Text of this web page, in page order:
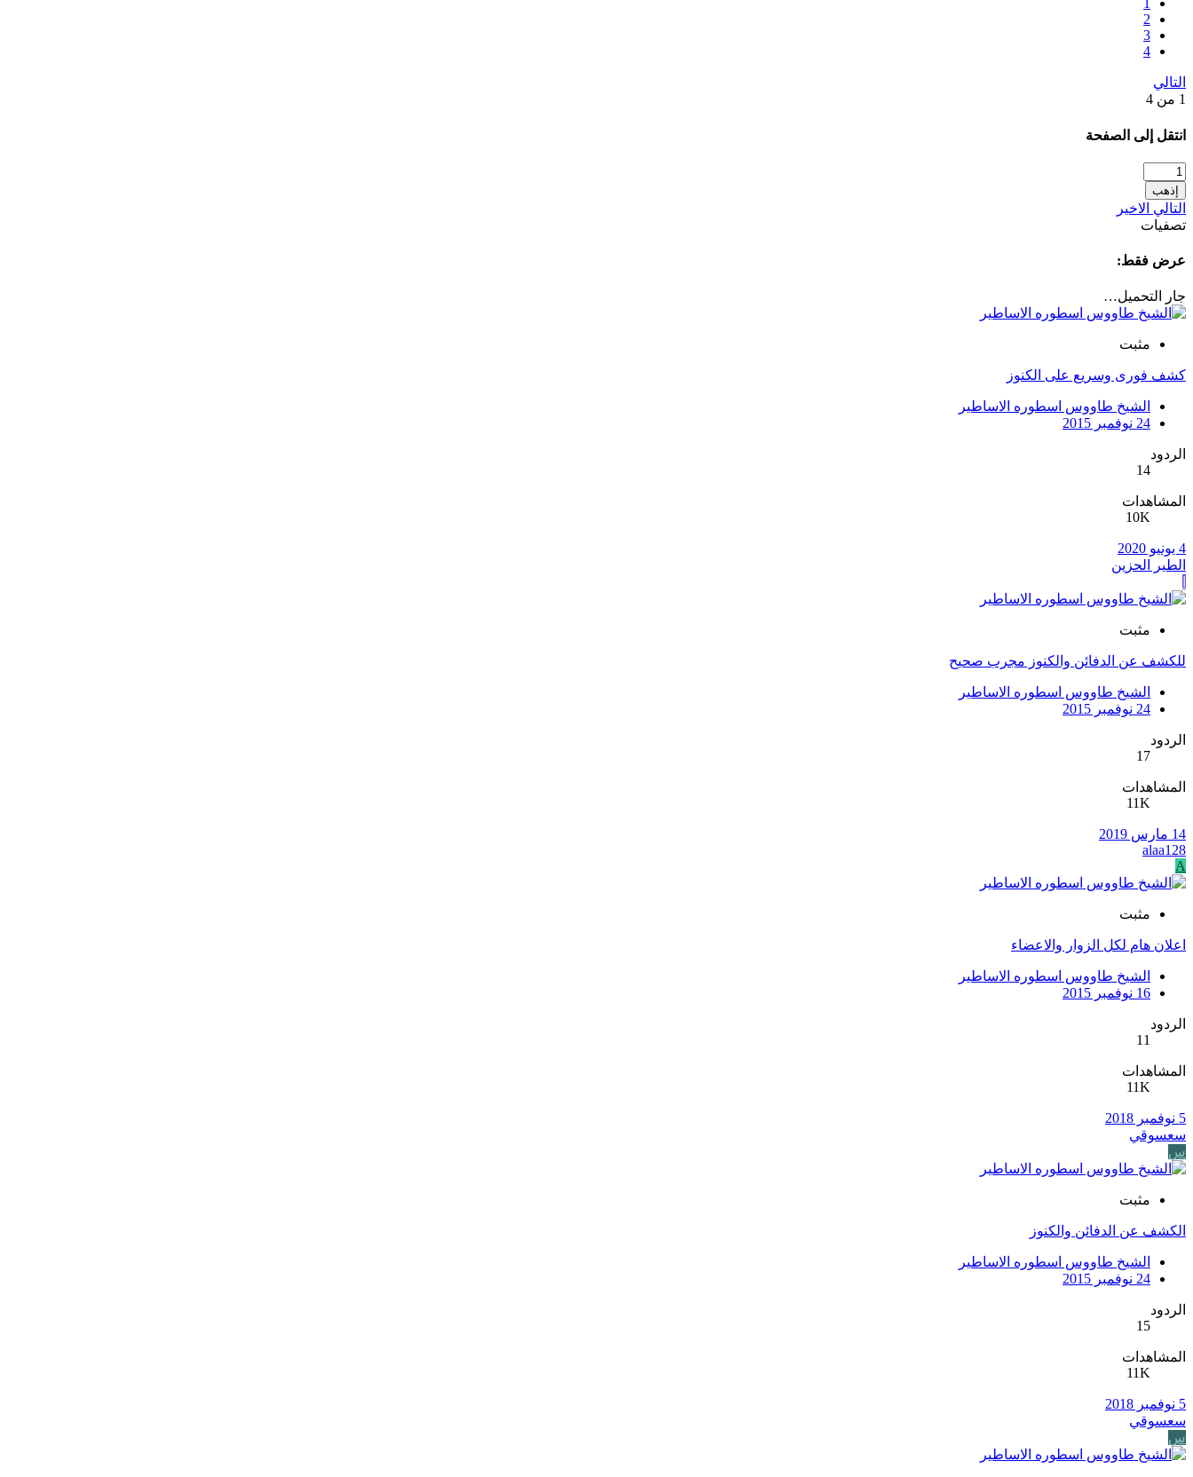
2
3
4
التالي
1 من 4
انتقل إلى الصفحة
إذهب
التالي الاخير
تصفيات
عرض فقط:
جار التحميل…
مثبت
كشف فورى وسريع على الكنوز
الشيخ طاووس اسطوره الاساطير
24 نوفمبر 2015
الردود
14
المشاهدات
10K
4 يونيو 2020
الطير الحزين
مثبت
للكشف عن الدفائن والكنوز مجرب صحيح
الشيخ طاووس اسطوره الاساطير
24 نوفمبر 2015
الردود
17
المشاهدات
11K
14 مارس 2019
alaa128
A
مثبت
اعلان هام لكل الزوار والاعضاء
الشيخ طاووس اسطوره الاساطير
16 نوفمبر 2015
الردود
11
المشاهدات
11K
5 نوفمبر 2018
سعسوقي
س
مثبت
الكشف عن الدفائن والكنوز
الشيخ طاووس اسطوره الاساطير
24 نوفمبر 2015
الردود
15
المشاهدات
11K
5 نوفمبر 2018
سعسوقي
س